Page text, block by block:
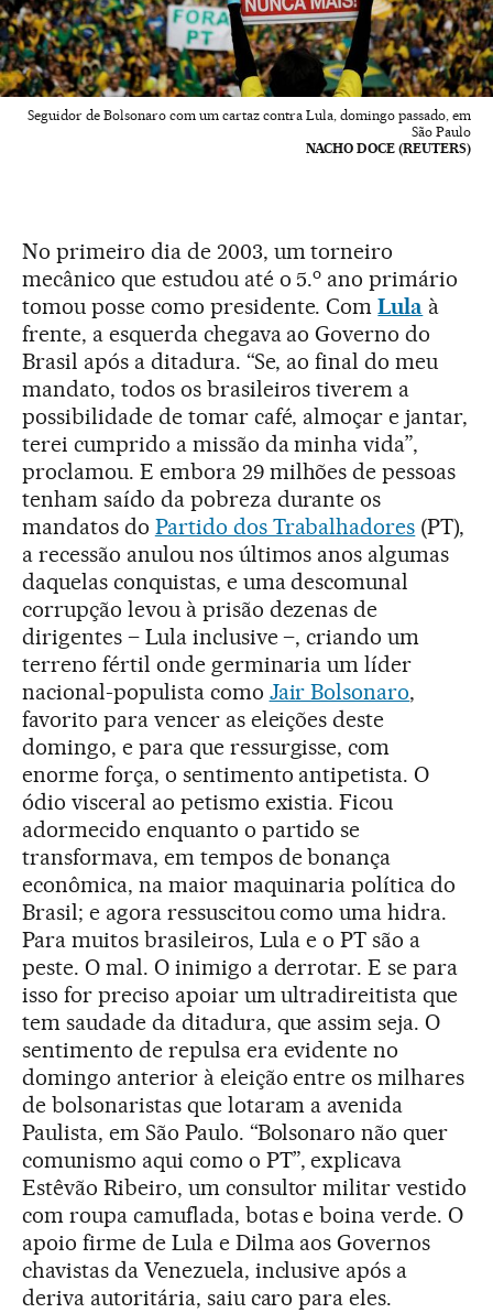
Seguidor de Bolsonaro com um cartaz contra Lula, domingo passado, em
São Paulo
NACHO DOCE (REUTERS)
No primeiro dia de 2003, um torneiro
mecânico que estudou até o 5.o ano primário
tomou posse como presidente. ComLula à
frente, a esquerda chegava ao Governo do
Brasil após a ditadura. “Se, ao final do meu
mandato, todos os brasileiros tiverem a
possibilidade de tomar café, almoçar e jantar,
terei cumprido a missão da minha vida”,
proclamou. E embora 29 milhões de pessoas
tenham saído da pobreza durante os
mandatos do Partido dos Trabalhadores (PT),
a recessão anulou nos últimos anos algumas
daquelas conquistas, e uma descomunal
corrupção levou à prisão dezenas de
dirigentes – Lula inclusive –, criando um
terreno fértil onde germinaria um líder
nacional-populista como Jair Bolsonaro,
favorito para vencer as eleições deste
domingo, e para que ressurgisse, com
enorme força, o sentimento antipetista. O
ódio visceral ao petismo existia. Ficou
adormecido enquanto o partido se
transformava, em tempos de bonança
econômica, na maior maquinaria política do
Brasil; e agora ressuscitou como uma hidra.
Para muitos brasileiros, Lula e o PT são a
peste. O mal. O inimigo a derrotar. E se para
isso for preciso apoiar um ultradireitista que
tem saudade da ditadura, que assim seja. O
sentimento de repulsa era evidente no
domingo anterior à eleição entre os milhares
de bolsonaristas que lotaram a avenida
Paulista, em São Paulo. “Bolsonaro não quer
comunismo aqui como o PT”, explicava
Estêvão Ribeiro, um consultor militar vestido
com roupa camuflada, botas e boina verde. O
apoio firme de Lula e Dilma aos Governos
chavistas da Venezuela, inclusive após a
deriva autoritária, saiu caro para eles.